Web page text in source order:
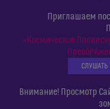
Приглашаем
«Космическое
СЛУШАТЬ
Внимание! Просмотр